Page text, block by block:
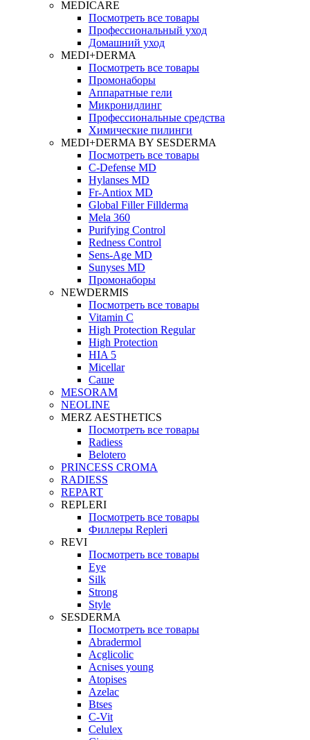
MEDICARE
Посмотреть все товары
Профессиональный уход
Домашний уход
MEDI+DERMA
Посмотреть все товары
Промонаборы
Аппаратные гели
Микронидлинг
Профессиональные средства
Химические пилинги
MEDI+DERMA BY SESDERMA
Посмотреть все товары
C-Defense MD
Hylanses MD
Fr‑Antiox MD
Global Filler Fillderma
Mela 360
Purifying Control
Redness Control
Sens-Age MD
Sunyses MD
Промонаборы
NEWDERMIS
Посмотреть все товары
Vitamin C
High Protection Regular
High Protection
HIA 5
Micellar
Саше
MESORAM
NEOLINE
MERZ AESTHETICS
Посмотреть все товары
Radiess
Belotero
PRINCESS CROMA
RADIESS
REPART
REPLERI
Посмотреть все товары
Филлеры Repleri
REVI
Посмотреть все товары
Eye
Silk
Strong
Style
SESDERMA
Посмотреть все товары
Abradermol
Acglicolic
Acnises young
Atopises
Azelac
Btses
C-Vit
Celulex